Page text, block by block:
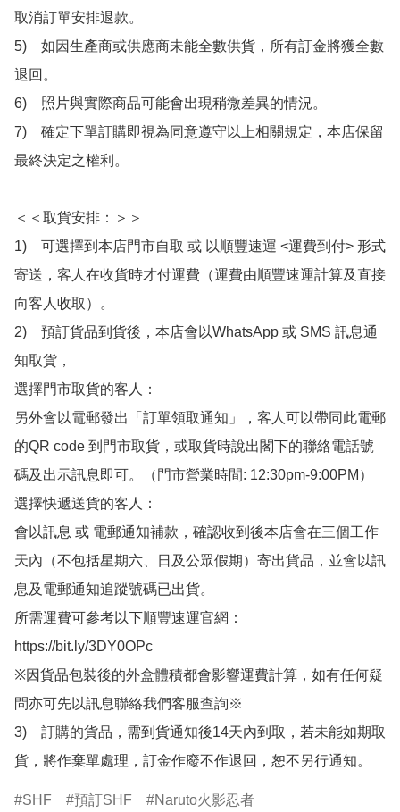
取消訂單安排退款。
5)　如因生產商或供應商未能全數供貨，所有訂金將獲全數
退回。
6)　照片與實際商品可能會出現稍微差異的情況。
7)　確定下單訂購即視為同意遵守以上相關規定，本店保留
最終決定之權利。
＜＜取貨安排：＞＞
1)　可選擇到本店門市自取 或 以順豐速運 <運費到付> 形式
寄送，客人在收貨時才付運費（運費由順豐速運計算及直接
向客人收取）。
2)　預訂貨品到貨後，本店會以WhatsApp 或 SMS 訊息通
知取貨，
選擇門市取貨的客人：
另外會以電郵發出「訂單領取通知」，客人可以帶同此電郵
的QR code 到門市取貨，或取貨時說出閣下的聯絡電話號
碼及出示訊息即可。（門市營業時間: 12:30pm-9:00PM）
選擇快遞送貨的客人：
會以訊息 或 電郵通知補款，確認收到後本店會在三個工作
天內（不包括星期六、日及公眾假期）寄出貨品，並會以訊
息及電郵通知追蹤號碼已出貨。
所需運費可參考以下順豐速運官網：
https://bit.ly/3DY0OPc
※因貨品包裝後的外盒體積都會影響運費計算，如有任何疑
問亦可先以訊息聯絡我們客服查詢※
3)　訂購的貨品，需到貨通知後14天內到取，若未能如期取
貨，將作棄單處理，訂金作廢不作退回，恕不另行通知。
SHF 預訂SHF
Naruto火影忍者